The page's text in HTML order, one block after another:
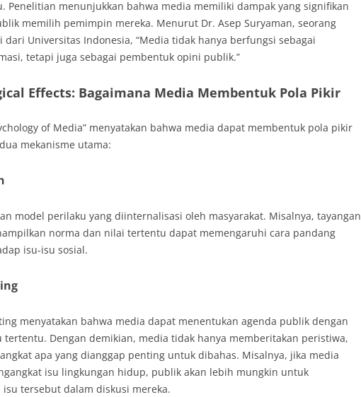
Penelitian menunjukkan bahwa media memiliki dampak yang signifikan
memilih pemimpin mereka. Menurut Dr. Asep Suryaman, seorang
dari Universitas Indonesia, “Media tidak hanya berfungsi sebagai
tetapi juga sebagai pembentuk opini publik.”
Effects: Bagaimana Media Membentuk Pola Pikir
of Media” menyatakan bahwa media dapat membentuk pola pikir
mekanisme utama:
model perilaku yang diinternalisasi oleh masyarakat. Misalnya, tayangan
norma dan nilai tertentu dapat memengaruhi cara pandang
isu-isu sosial.
menyatakan bahwa media dapat menentukan agenda publik dengan
tertentu. Dengan demikian, media tidak hanya memberitakan peristiwa,
apa yang dianggap penting untuk dibahas. Misalnya, jika media
isu lingkungan hidup, publik akan lebih mungkin untuk
tersebut dalam diskusi mereka.